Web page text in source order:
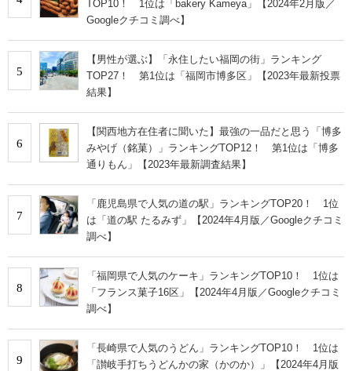
TOP10！ 1位は「bakery Kameya」【2024年2月版／
Googleクチコミ調べ】
5
【男性が選ぶ】「永住したい福岡の街」ランキング
TOP27！ 第1位は「福岡市博多区」【2023年最新投票
結果】
6
【関西地方在住者に聞いた】最強の一品だと思う「博多
みやげ（銘菓）」ランキングTOP12！ 第1位は「博多
通りもん」【2023年最新調査結果】
7
「鹿児島県で人気の道の駅」ランキングTOP20！ 1位
は「道の駅 たるみず」【2024年4月版／Googleクチコミ
調べ】
8
「福岡県で人気のケーキ」ランキングTOP10！ 1位は
「フランス菓子16区」【2024年4月版／Googleクチコミ
調べ】
9
「長崎県で人気のうどん」ランキングTOP10！ 1位は
「讃岐手打ちうどんかの家（かのか）」【2024年4月版